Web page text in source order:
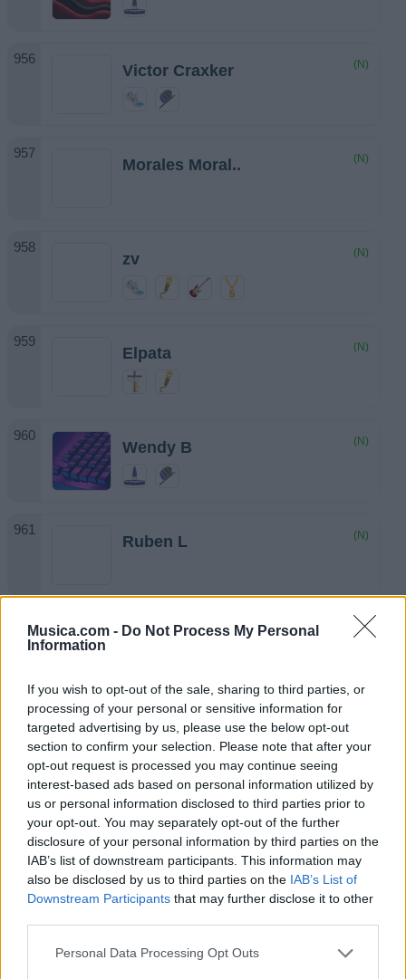
Musica.com - Do Not Process My Personal
Information
If you wish to opt-out of the sale, sharing to third parties, or
processing of your personal or sensitive information for
targeted advertising by us, please use the below opt-out
section to confirm your selection. Please note that after your
opt-out request is processed you may continue seeing
interest-based ads based on personal information utilized by
us or personal information disclosed to third parties prior to
your opt-out. You may separately opt-out of the further
disclosure of your personal information by third parties on the
IAB’s list of downstream participants. This information may
also be disclosed by us to third parties on the IAB’s List of
Downstream Participants that may further disclose it to other
Personal Data Processing Opt Outs
Victor Craxker (N)
Morales Moral.. (N)
zv (N)
Elpata (N)
Wendy B (N)
Ruben L (N)
Extreme fox (N)
julio adu
Eduardo Balin..